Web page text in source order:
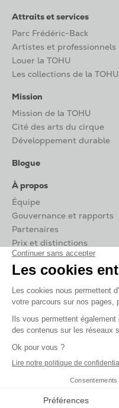
Attraits et services
Parc Frédéric-Back
Artistes et professionnels
Louer la TOHU
Les collections de la TOHU
Mission
Mission de la TOHU
Cité des arts du cirque
Développement durable
Blogue
À propos
Équipe
Gouvernance et rapports
Partenaires
Prix et distinctions
Contact
Infos pratiques
Salle de presse
TOHU © 2026